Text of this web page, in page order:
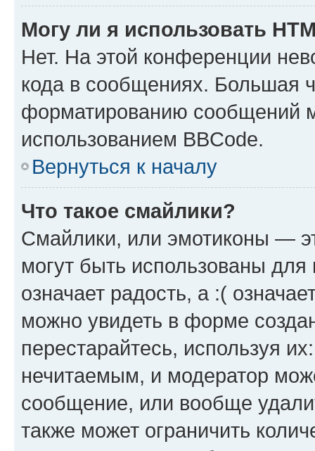
Могу ли я использовать
Нет. На этой конференции
кода в сообщениях. Большая
форматированию сообщений
использованием BBCode.
Вернуться к началу
Что такое смайлики?
Смайлики, или эмотиконы —
могут быть использованы
означает радость, а :(
можно увидеть в форме
перестарайтесь, используя
нечитаемым, и модератор
сообщение, или вообще
также может ограничить